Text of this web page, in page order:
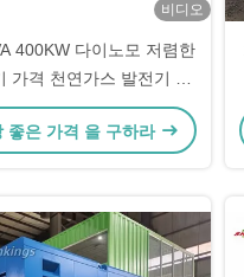
비디오
400KW 다이노모 저렴한
가격 천연가스 발전기 세
트
좋은 가격 을 구하라